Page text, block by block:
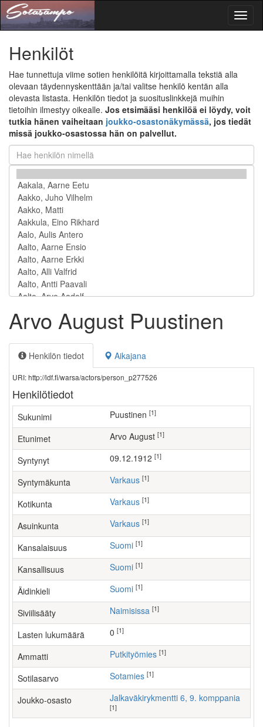
Henkilöt
Hae tunnettuja viime sotien henkilöitä kirjoittamalla tekstiä alla
olevaan täydennyskenttään ja/tai valitse henkilö kentän alla
olevasta listasta. Henkilön tiedot ja suosituslinkkejä muihin
tietoihin ilmestyy oikealle. Jos etsimääsi henkilöä ei löydy, voit
tutkia hänen vaiheitaan joukko-osastonäkymässä, jos tiedät
missä joukko-osastossa hän on palvellut.
Arvo August Puustinen
Henkilön tiedot Aikajana
URI: http://ldf.fi/warsa/actors/person_p277526
Henkilötiedot
Sukunimi Puustinen [1]
Etunimet Arvo August [1]
Syntynyt 09.12.1912 [1]
Syntymäkunta Varkaus [1]
Kotikunta Varkaus [1]
Asuinkunta Varkaus [1]
Kansalaisuus Suomi [1]
Kansallisuus Suomi [1]
Äidinkieli Suomi [1]
Siviilisääty Naimisissa [1]
Lasten lukumäärä [1]
Ammatti putkityömies [1]
Sotilasarvo Sotamies [1]
Joukko-osasto Jalkaväkirykmentti 6, 9. komppania
[1]